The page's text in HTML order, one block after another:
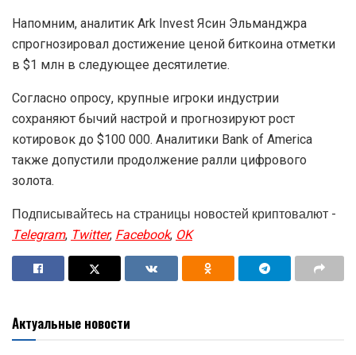
Напомним, аналитик Ark Invest Ясин Эльманджра
спрогнозировал достижение ценой биткоина отметки
в $1 млн в следующее десятилетие.
Согласно опросу, крупные игроки индустрии
сохраняют бычий настрой и прогнозируют рост
котировок до $100 000. Аналитики Bank of America
также допустили продолжение ралли цифрового
золота.
Подписывайтесь на страницы новостей криптовалют -
Telegram, Twitter, Facebook, OK
Актуальные новости